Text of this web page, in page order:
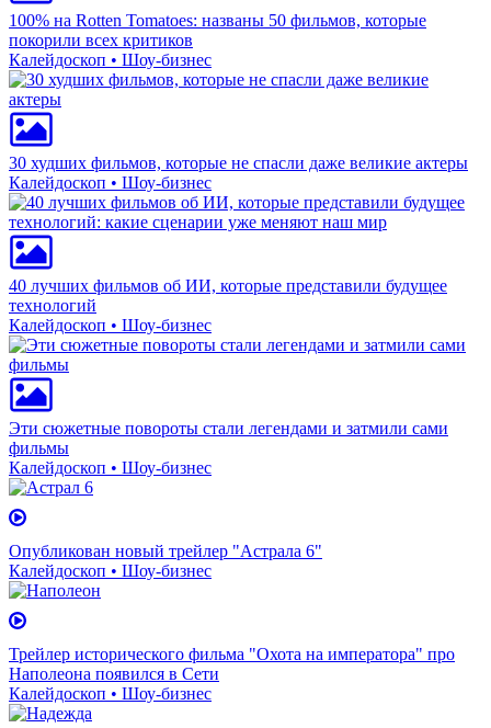
100% на Rotten Tomatoes: названы 50 фильмов, которые
покорили всех критиков
Калейдоскоп • Шоу-бизнес
30 худших фильмов, которые не спасли даже великие актеры
Калейдоскоп • Шоу-бизнес
40 лучших фильмов об ИИ, которые представили будущее
технологий
Калейдоскоп • Шоу-бизнес
Эти сюжетные повороты стали легендами и затмили сами
фильмы
Калейдоскоп • Шоу-бизнес
Опубликован новый трейлер "Астрала 6"
Калейдоскоп • Шоу-бизнес
Трейлер исторического фильма "Охота на императора" про
Наполеона появился в Сети
Калейдоскоп • Шоу-бизнес